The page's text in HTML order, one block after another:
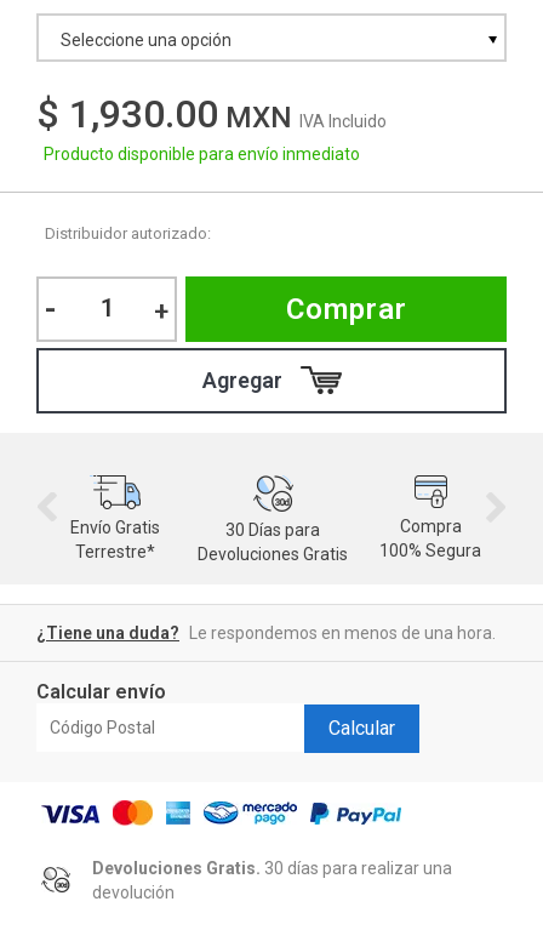
Seleccione una opción
$ 1,930.00
IVA Incluido
Producto disponible para envío inmediato
Distribuidor autorizado:
- + Comprar
Envío Gratis
Terrestre*
30 Días para
Devoluciones Gratis
Compra
100% Segura
¿Tiene una duda? Le respondemos en menos de una hora.
Calcular envío
Calcular
Devoluciones Gratis. 30 días para realizar una
devolución